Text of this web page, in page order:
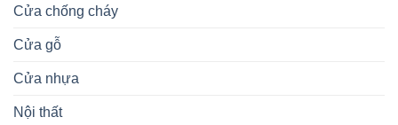
Cửa chống cháy
Cửa gỗ
Cửa nhựa
Nội thất